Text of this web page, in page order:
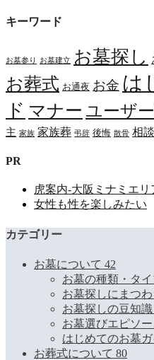
キーワード
お墓参り お墓建立 お墓探し
お葬式 お通夜 お金 は
ド マナー ユーザ
主 家族 家族葬 弔辞 後悔 散骨 相談
PR
虎案内-大阪ミナミエ
女性も性を楽しみたい
カテゴリー
お墓について 42
お墓の種類・タ
お墓探しにまつ
お墓探しの豆知識
お墓選びエピソ
はじめてのお墓ガ
お葬式について 80